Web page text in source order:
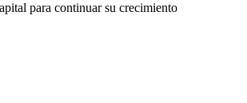
para continuar su crecimiento